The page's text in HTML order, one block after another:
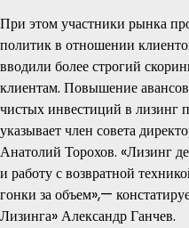
При этом участники рынка
политик в отношении
вводили более строгий
клиентам. Повышение
чистых инвестиций в лизинг
указывает член совета
Анатолий Торохов. «Лизинг
и работу с возвратной
гонки за объем»,—
Лизинга» Александр Ганчев.